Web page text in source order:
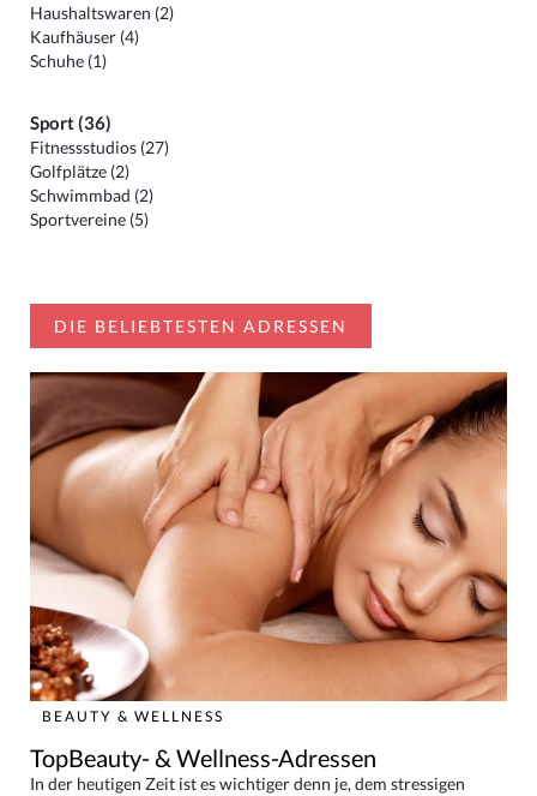
Haushaltswaren (2)
Kaufhäuser (4)
Schuhe (1)
Sport (36)
Fitnessstudios (27)
Golfplätze (2)
Schwimmbad (2)
Sportvereine (5)
DIE BELIEBTESTEN ADRESSEN
BEAUTY & WELLNESS
TopBeauty- & Wellness-Adressen
In der heutigen Zeit ist es wichtiger denn je, dem stressigen